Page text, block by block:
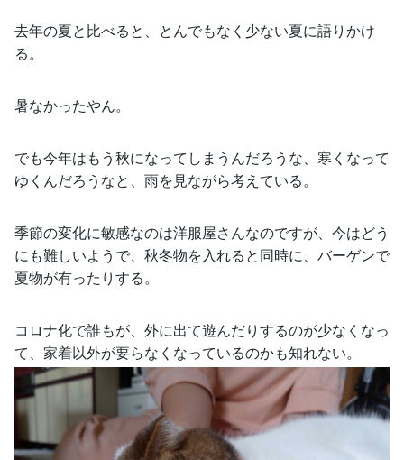
去年の夏と比べると、とんでもなく少ない夏に語りかけ
る。
暑なかったやん。
でも今年はもう秋になってしまうんだろうな、寒くなって
ゆくんだろうなと、雨を見ながら考えている。
季節の変化に敏感なのは洋服屋さんなのですが、今はどう
にも難しいようで、秋冬物を入れると同時に、バーゲンで
夏物が有ったりする。
コロナ化で誰もが、外に出て遊んだりするのが少なくなっ
て、家着以外が要らなくなっているのかも知れない。